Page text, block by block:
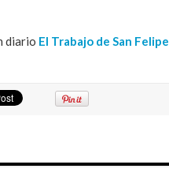
diario El Trabajo de San Felipe